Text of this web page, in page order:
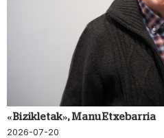
«Bizikletak», Manu Etxebarria
2026-07-20